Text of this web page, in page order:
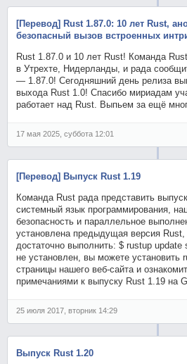
[Перевод] Rust 1.87.0: 10 лет Rust,
безопасный вызов встроенных
Rust 1.87.0 и 10 лет Rust! Команда
в Утрехте, Нидерланды, и рада
— 1.87.0! Сегодняшний день релиза
выхода Rust 1.0! Спасибо мириадам
работает над Rust. Выпьем за ещё
17 мая 2025, суббота 12:01
[Перевод] Выпуск Rust 1.19
Команда Rust рада представить
системный язык программирования,
безопасность и параллельное
установлена предыдущая версия
достаточно выполнить: $ rustup
не установлен, вы можете установить
страницы нашего веб-сайта и
примечаниями к выпуску Rust 1.19 на
25 июля 2017, вторник 14:29
Выпуск Rust 1.20